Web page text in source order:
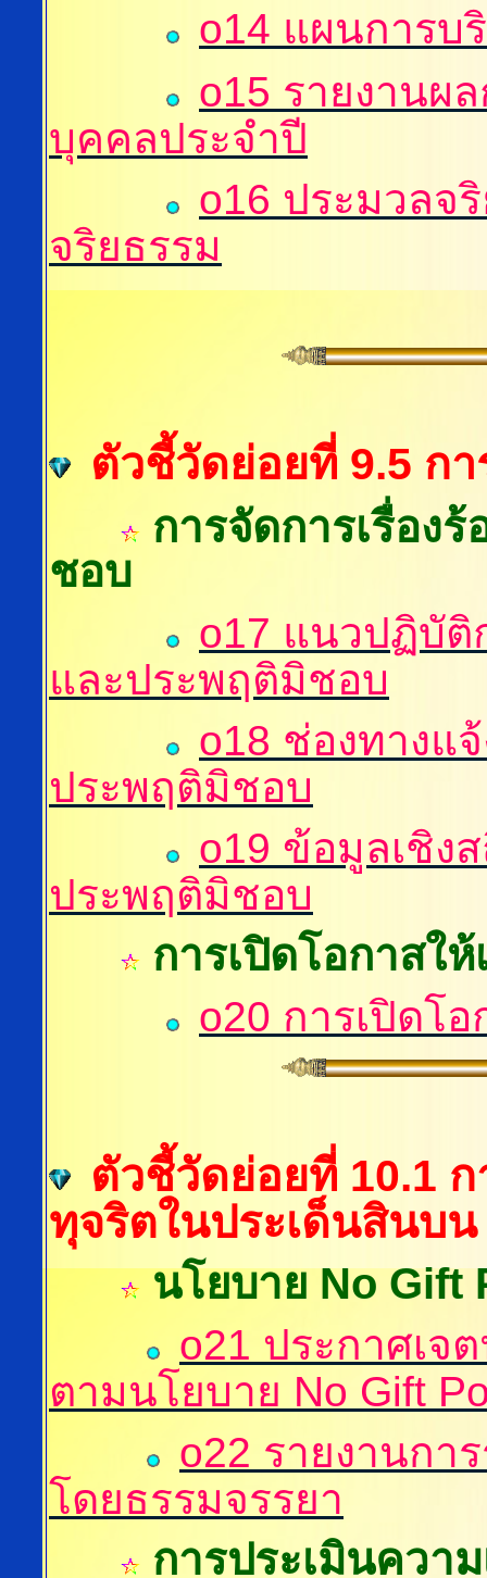
o14 แผนการ
o15 รายงานผ
บุคคลประจำปี
o16 ประมวลจ
จริยธรรม
ตัวชี้วัดย่อยที่ 9.5 กา
การจัดการเรื่อง
ชอบ
o17 แนวปฏิบัติ
และประพฤติมิชอบ
o18 ช่องทางแ
ประพฤติมิชอบ
o19 ข้อมูลเชิง
ประพฤติมิชอบ
การเปิดโอกาสใ
o20 การเปิดโ
ตัวชี้วัดย่อยที่ 10.1
ทุจริตในประเด็นสินบน
นโยบาย No Gift
o21 ประกาศเจ
ตามนโยบาย No Gift
o22 รายงานกา
โดยธรรมจรรยา
การประเมินควา